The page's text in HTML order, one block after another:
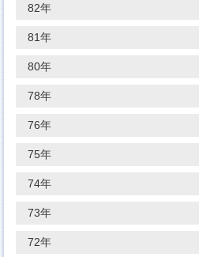
82年
81年
80年
78年
76年
75年
74年
73年
72年